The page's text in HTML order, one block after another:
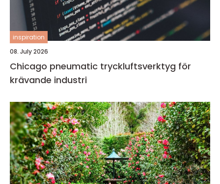
inspiration
08. July 2026
Chicago pneumatic tryckluftsverktyg för
krävande industri